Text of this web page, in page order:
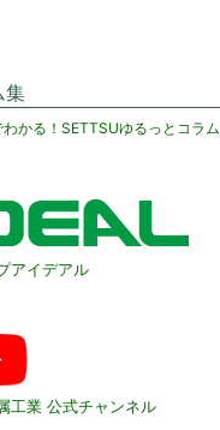
集
わかる！SETTSUゆるっとコラム
アイデアル
工業 公式チャンネル